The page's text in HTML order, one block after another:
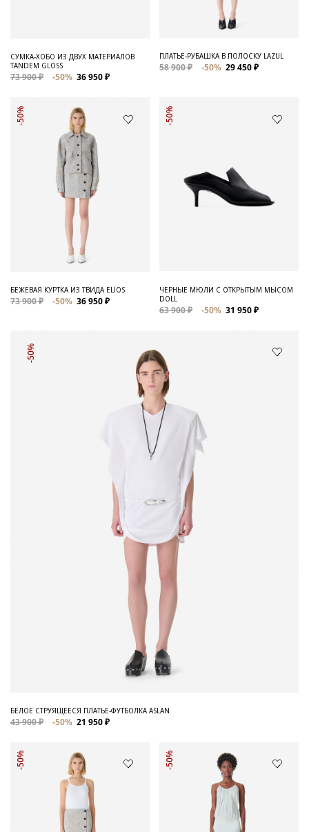
СУМКА-ХОБО ИЗ ДВУХ МАТЕРИАЛОВ
TANDEM GLOSS
73 900 ₽ -50% 36 950 ₽
ПЛАТЬЕ-РУБАШКА В ПОЛОСКУ LAZUL
58 900 ₽ -50% 29 450 ₽
-50%
БЕЖЕВАЯ КУРТКА ИЗ ТВИДА ELIOS
73 900 ₽ -50% 36 950 ₽
-50%
ЧЕРНЫЕ МЮЛИ С ОТКРЫТЫМ МЫСОМ
DOLL
63 900 ₽ -50% 31 950 ₽
-50%
БЕЛОЕ СТРУЯЩЕЕСЯ ПЛАТЬЕ-ФУТБОЛКА ASLAN
43 900 ₽ -50% 21 950 ₽
-50% -50%